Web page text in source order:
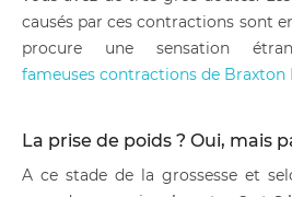
causés par ces contractions sont
procure une sensation
fameuses contractions de Braxton
La prise de poids ? Oui, mais
A ce stade de la grossesse et